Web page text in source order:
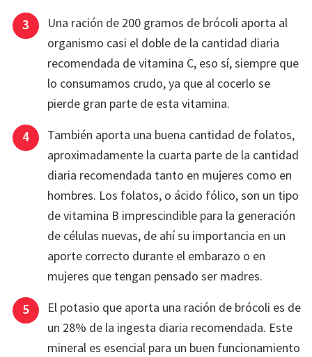
Una ración de 200 gramos de brócoli aporta al
organismo casi el doble de la cantidad diaria
recomendada de vitamina C, eso sí, siempre que
lo consumamos crudo, ya que al cocerlo se
pierde gran parte de esta vitamina.
También aporta una buena cantidad de folatos,
aproximadamente la cuarta parte de la cantidad
diaria recomendada tanto en mujeres como en
hombres. Los folatos, o ácido fólico, son un tipo
de vitamina B imprescindible para la generación
de células nuevas, de ahí su importancia en un
aporte correcto durante el embarazo o en
mujeres que tengan pensado ser madres.
El potasio que aporta una ración de brócoli es de
un 28% de la ingesta diaria recomendada. Este
mineral es esencial para un buen funcionamiento